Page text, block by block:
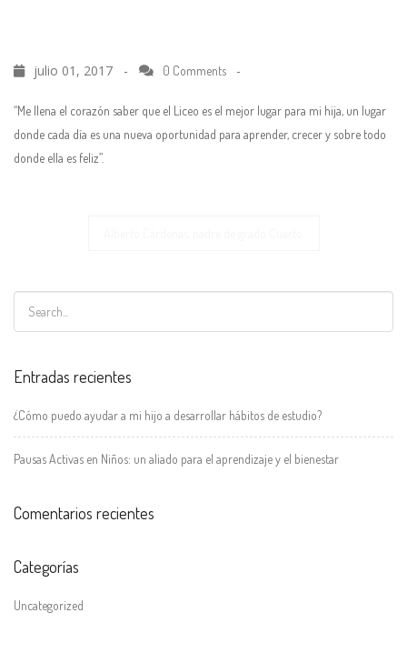
julio 01, 2017 - 0 Comments -
“Me llena el corazón saber que el Liceo es el mejor lugar para mi hija, un lugar
donde cada día es una nueva oportunidad para aprender, crecer y sobre todo
donde ella es feliz”.
entradas
Entradas recientes
¿Cómo puedo ayudar a mi hijo a desarrollar hábitos de estudio?
Pausas Activas en Niños: un aliado para el aprendizaje y el bienestar
Comentarios recientes
Categorías
Uncategorized